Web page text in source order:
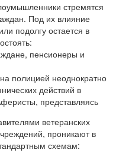
стремятся
Под их влияние
подолгу остается в
пенсионеры и
полицией неоднократно
действий в
представляясь
ветеранских
проникают в
схемам: